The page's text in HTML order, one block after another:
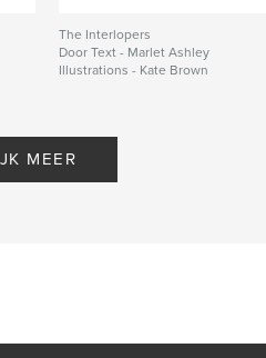
The Interlopers
Door Text - Marlet Ashley
Illustrations - Kate Brown
MEER